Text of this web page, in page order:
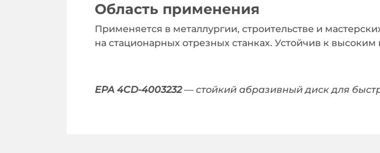
Область применения
Применяется в металлургии, строительстве и
на стационарных отрезных станках. Устойчив к
EPA 4CD-4003232 — стойкий абразивный диск для